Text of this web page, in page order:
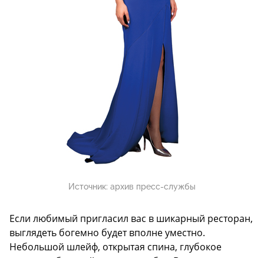
Источник: архив пресс-службы
Если любимый пригласил вас в шикарный ресторан,
выглядеть богемно будет вполне уместно.
Небольшой шлейф, открытая спина, глубокое